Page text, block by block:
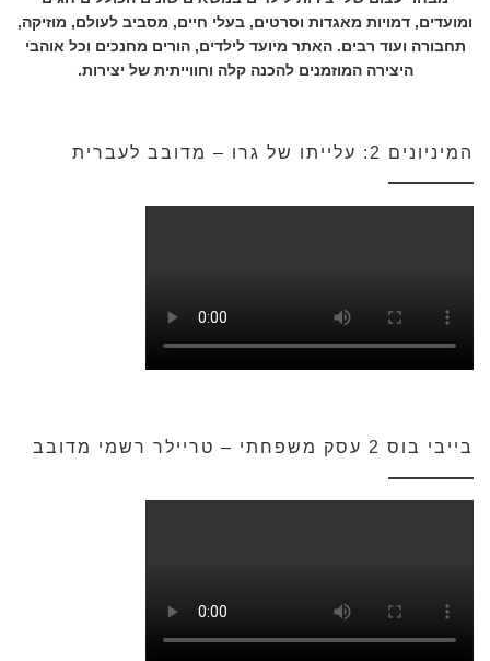
ומועדים, דמויות מאגדות וסרטים, בעלי חיים, מסביב לעולם, מוזיקה,
תחבורה ועוד רבים. האתר מיועד לילדים, הורים מחנכים וכל אוהבי
היצירה המוזמנים להכנה קלה וחווייתית של יצירות.
המיניונים 2: עלייתו של גרו – מדובב לעברית
בייבי בוס 2 עסק משפחתי – טריילר רשמי מדובב